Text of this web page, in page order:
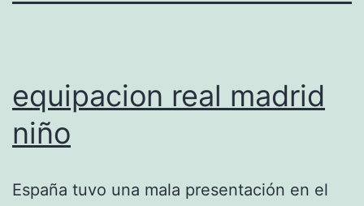
equipacion real madrid
niño
España tuvo una mala presentación en el